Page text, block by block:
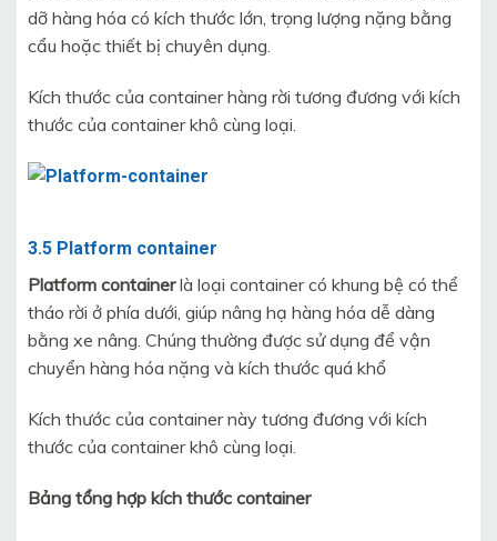
dỡ hàng hóa có kích thước lớn, trọng lượng nặng bằng
cẩu hoặc thiết bị chuyên dụng.
Kích thước của container hàng rời tương đương với kích
thước của container khô cùng loại.
3.5 Platform container
Platform containerlà loại container có khung bệ có thể
tháo rời ở phía dưới, giúp nâng hạ hàng hóa dễ dàng
bằng xe nâng. Chúng thường được sử dụng để vận
chuyển hàng hóa nặng và kích thước quá khổ
Kích thước của container này tương đương với kích
thước của container khô cùng loại.
Bảng tổng hợp kích thước container